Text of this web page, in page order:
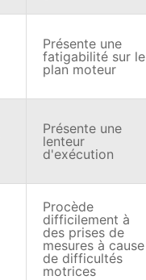
Présente une
fatigabilité sur le
plan moteur
Présente une
lenteur
d'exécution
Procède
difficilement à
des prises de
mesures à cause
de difficultés
motrices